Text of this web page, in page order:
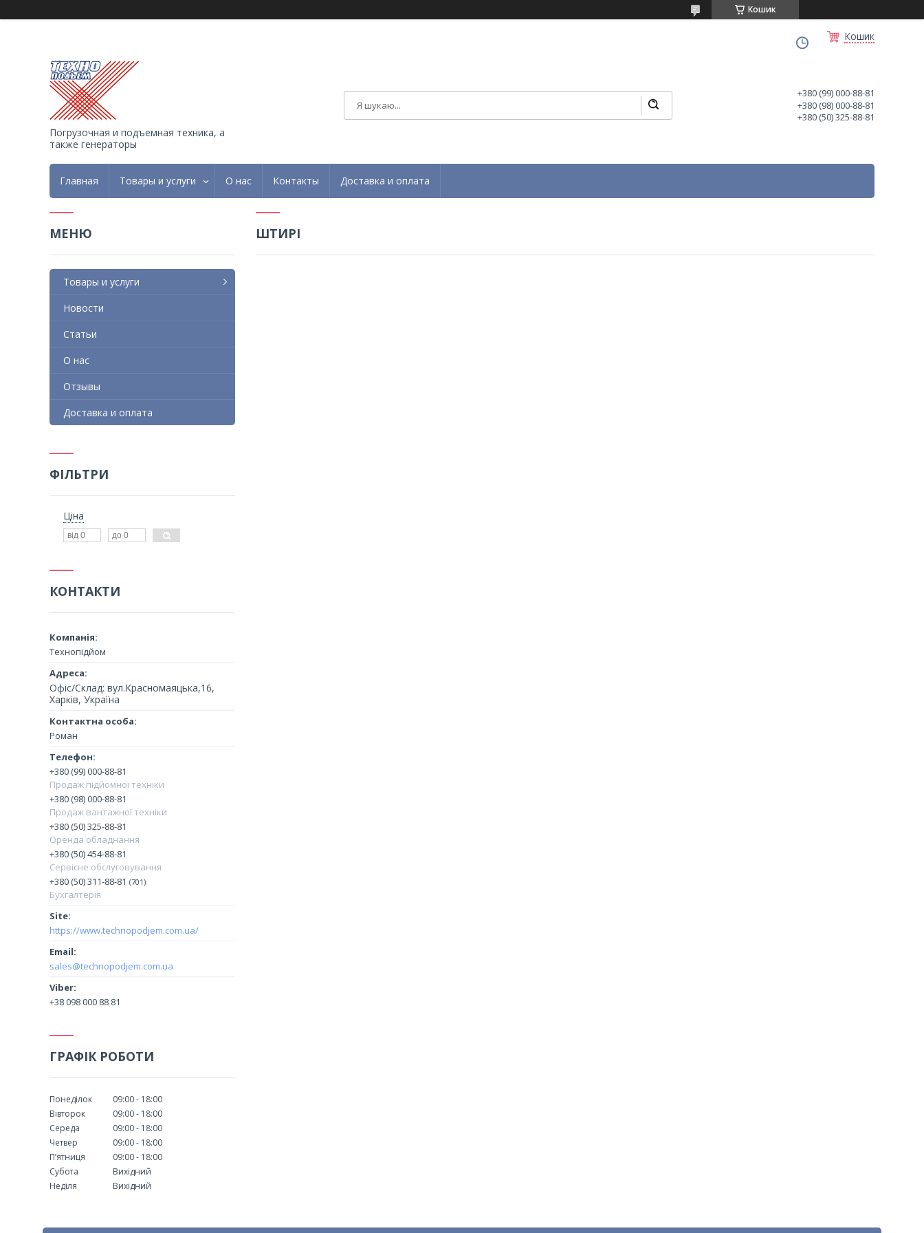
Кошик
Кошик
Погрузочная и подъемная техника, а
также генераторы
+380 (99) 000-88-81
+380 (98) 000-88-81
+380 (50) 325-88-81
Главная Товары и услуги О нас Контакты Доставка и оплата
ШТИРІ
Товары и услуги
Новости
Статьи
О нас
Отзывы
Доставка и оплата
ФІЛЬТРИ
Ціна
КОНТАКТИ
Технопідйом
Офіс/Склад: вул.Красномаяцька,16,
Харків, Україна
Роман
+380 (99) 000-88-81
Продаж підйомної техніки
+380 (98) 000-88-81
Продаж вантажної техніки
+380 (50) 325-88-81
Оренда обладнання
+380 (50) 454-88-81
Сервісне обслуговування
+380 (50) 311-88-81 701
Бухгалтерія
https://www.technopodjem.com.ua/
sales@technopodjem.com.ua
+38 098 000 88 81
ГРАФІК РОБОТИ
Понеділок 09:00
18:00
Вівторок
09:00
18:00
Середа
09:00
18:00
Четвер
09:00
18:00
Пʼятниця
09:00
18:00
Субота
Вихідний
Неділя
Вихідний